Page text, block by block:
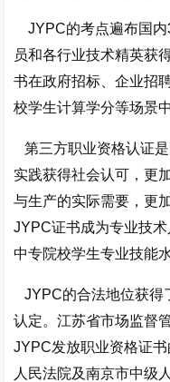
JYPC的考点遍布国内
员和各行业技术精英获
书在政府招标、企业招
校学生计算学分等场景
第三方职业资格认证
实践获得社会认可，更
与生产的实际需要，更
JYPC证书成为专业技
中专院校学生专业技能
JYPC的合法地位获得
认定。江苏省市场监督
JYPC发放职业资格证
人民法院及南京市中级